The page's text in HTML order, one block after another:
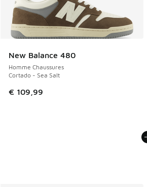
New Balance 480
Homme Chaussures
Cortado - Sea Salt
€ 109,99